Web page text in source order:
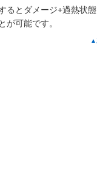
るとダメージ+過熱状
が可能です。
▲